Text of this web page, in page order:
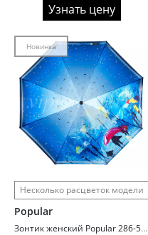
Узнать цену
Новинка
Несколько расцветок модели
Popular
Зонтик женский Popular 286-5 облегченный в 4 сложения